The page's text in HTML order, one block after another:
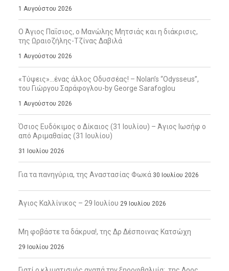
1 Αυγούστου 2026
Ο Άγιος Παΐσιος, ο Μανώλης Μητσιάς και η διάκρισις,
της Ωραιοζήλης-Τζίνας Δαβιλά
1 Αυγούστου 2026
«Τύψεις»…ένας άλλος Οδυσσέας! – Nolan’s “Odysseus”,
του Γιώργου Σαράφογλου-by George Sarafoglou
1 Αυγούστου 2026
Όσιος Ευδόκιμος ο Δίκαιος (31 Ιουλίου) – Άγιος Ιωσήφ ο
από Αριμαθαίας (31 Ιουλίου)
31 Ιουλίου 2026
Για τα πανηγύρια, της Αναστασίας Φωκά 30 Ιουλίου 2026
Άγιος Καλλίνικος – 29 Ιουλίου 29 Ιουλίου 2026
Μη φοβάστε τα δάκρυα!, της Δρ Δέσποινας Κατσώχη
29 Ιουλίου 2026